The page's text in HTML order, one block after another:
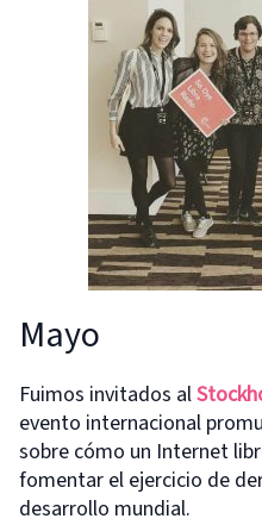
Mayo
Fuimos invitados al
evento internacional
sobre cómo un Internet
fomentar el ejercicio de
desarrollo mundial.